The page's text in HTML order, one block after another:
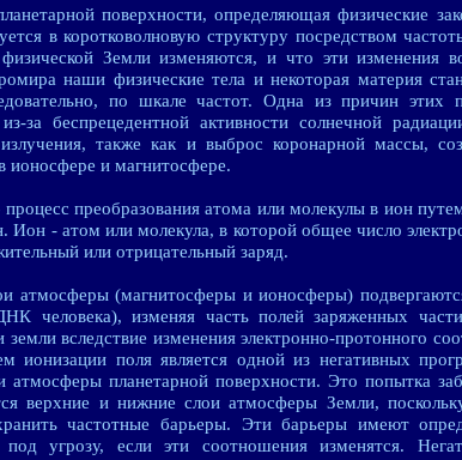
поверхности, определяющая физические
в коротковолновую структуру посредством
Земли изменяются, и что эти изменения
наши физические тела и некоторая материя
по шкале частот. Одна из причин этих
за беспрецедентной активности солнечной
также как и выброс коронарной массы,
ионосфере и магнитосфере.
преобразования атома или молекулы в ион
Ион - атом или молекула, в которой общее число
или отрицательный заряд.
атмосферы (магнитосферы и ионосферы)
человека), изменяя часть полей заряженных
земли вследствие изменения электронно-протонного
ионизации поля является одной из негативных
атмосферы планетарной поверхности. Это попытка
верхние и нижние слои атмосферы Земли,
частотные барьеры. Эти барьеры имеют
под угрозу, если эти соотношения изменятся.